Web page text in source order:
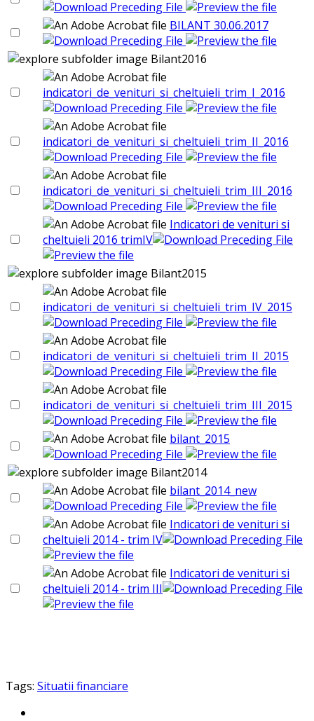
BILANT 30.06.2017
Bilant2016
indicatori_de_venituri_si_cheltuieli_trim_I_2016
indicatori_de_venituri_si_cheltuieli_trim_II_2016
indicatori_de_venituri_si_cheltuieli_trim_III_2016
Indicatori de venituri si
cheltuieli 2016 trimIV
Bilant2015
indicatori_de_venituri_si_cheltuieli_trim_IV_2015
indicatori_de_venituri_si_cheltuieli_trim_II_2015
indicatori_de_venituri_si_cheltuieli_trim_III_2015
bilant_2015
Bilant2014
bilant_2014_new
Indicatori de venituri si
cheltuieli 2014 - trim IV
Indicatori de venituri si
cheltuieli 2014 - trim III
Tags: Situatii financiare